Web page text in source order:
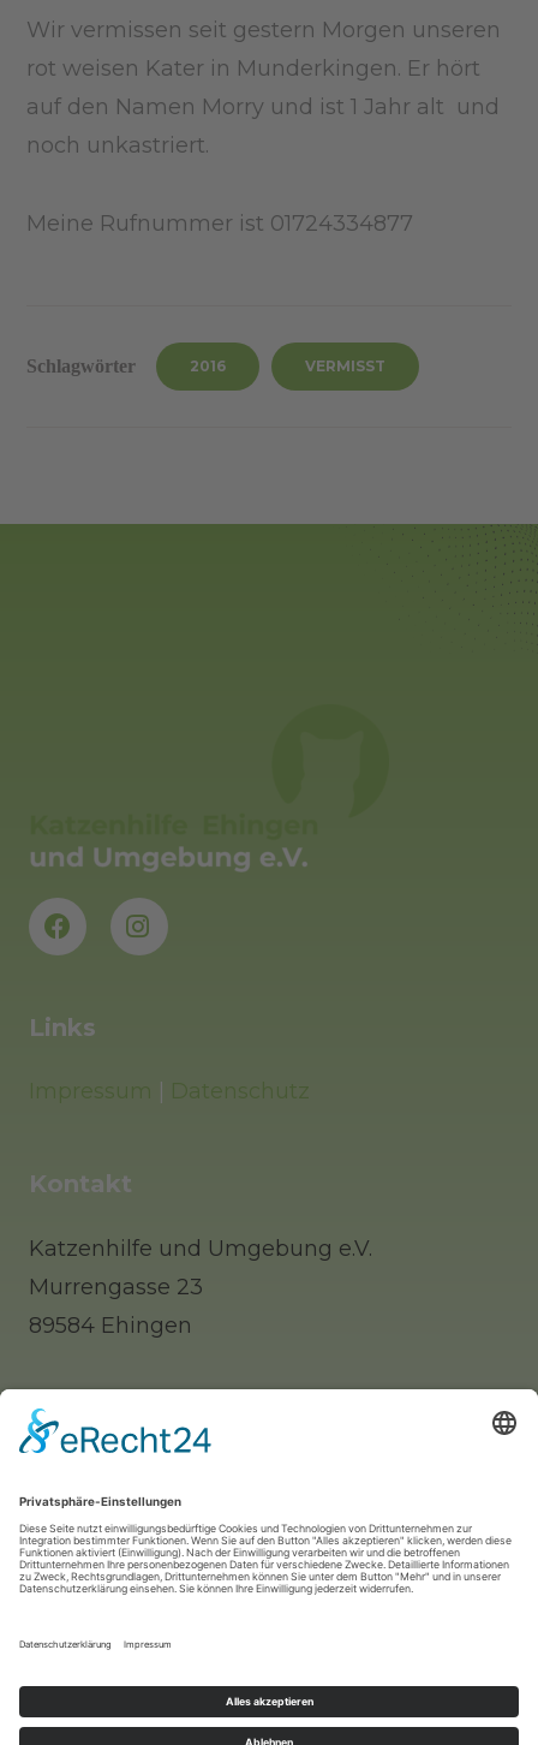
Wir vermissen seit gestern Morgen unseren
rot weisen Kater in Munderkingen. Er hört
auf den Namen Morry und ist 1 Jahr alt und
noch unkastriert.
Meine Rufnummer ist 01724334877
Schlagwörter 2016 VERMISST
Links
Impressum Datenschutz
Kontakt
Katzenhilfe und Umgebung e.V.
Murrengasse 23
89584 Ehingen
Tel: 0 73 91 / 77 0 88 65 (Telefonisch erst
nachmittags zu erreichen)
Whatsapp: 0177 / 9140312 (nur für Notfälle!)
Mail:info@katzenhilfe-ehingen.de